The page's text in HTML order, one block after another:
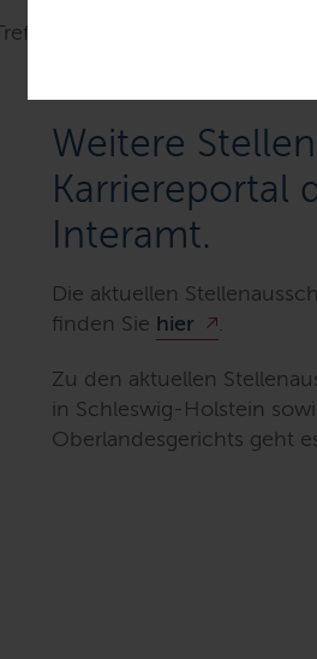
Weitere
Karriereportal
Interamt.
Die aktuellen
finden Sie hier .
Zu den aktuellen
in Schleswig-Holstein
Oberlandesgerichts geht